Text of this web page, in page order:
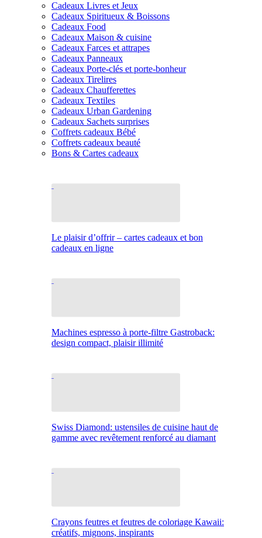
Cadeaux Livres et Jeux
Cadeaux Spiritueux & Boissons
Cadeaux Food
Cadeaux Maison & cuisine
Cadeaux Farces et attrapes
Cadeaux Panneaux
Cadeaux Porte-clés et porte-bonheur
Cadeaux Tirelires
Cadeaux Chaufferettes
Cadeaux Textiles
Cadeaux Urban Gardening
Cadeaux Sachets surprises
Coffrets cadeaux Bébé
Coffrets cadeaux beauté
Bons & Cartes cadeaux
Le plaisir d’offrir – cartes cadeaux et bon
cadeaux en ligne
Machines espresso à porte-filtre Gastroback:
design compact, plaisir illimité
Swiss Diamond: ustensiles de cuisine haut de
gamme avec revêtement renforcé au diamant
Crayons feutres et feutres de coloriage Kawaii:
créatifs, mignons, inspirants